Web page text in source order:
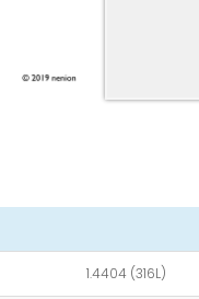
1.4404 (316L)